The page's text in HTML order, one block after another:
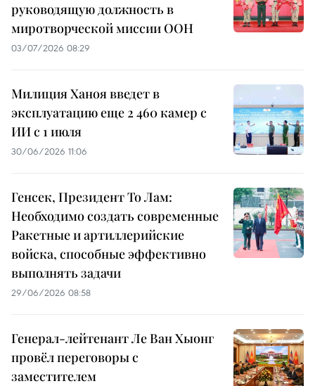
руководящую должность в
миротворческой миссии ООН
03/07/2026 08:29
Милиция Ханоя введет в
эксплуатацию еще 2 460 камер с
ИИ с 1 июля
30/06/2026 11:06
Генсек, Президент То Лам:
Необходимо создать современные
Ракетные и артиллерийские
войска, способные эффективно
выполнять задачи
29/06/2026 08:58
Генерал-лейтенант Ле Ван Хыонг
провёл переговоры с
заместителем